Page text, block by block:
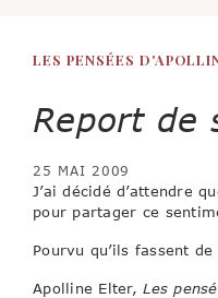
LES PENSÉES
Report de
25 MAI 2009
J’ai décidé d’attendre
pour partager ce
Pourvu qu’ils fassent
Apolline Elter,Les